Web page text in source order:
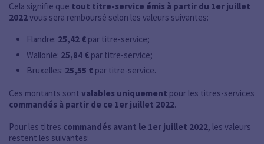
Cela signifie que tout titre-service émis à partir du 1er juillet
2022vous sera remboursé selon les valeurs suivantes:
Flandre: 25,42 € par titre-service;
Wallonie: 25,84 € par titre-service;
Bruxelles: 25,55 € par titre-service.
Ces montants sont valables uniquement pour les titres-services
commandés à partir de ce 1er juillet 2022.
Pour les titres commandés avant le 1er juillet 2022, les valeurs
restent les suivantes: